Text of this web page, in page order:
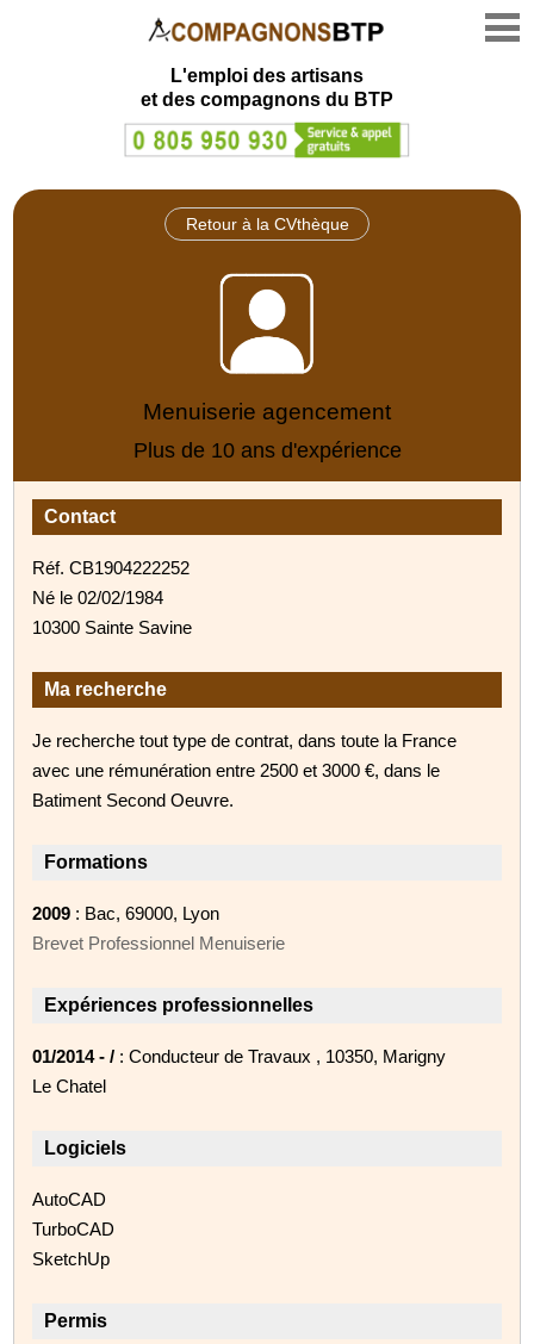
L'emploi des artisans
et des compagnons du BTP
Retour à la CVthèque
Menuiserie agencement
Plus de 10 ans d'expérience
Contact
Réf. CB1904222252
Né le 02/02/1984
10300 Sainte Savine
Ma recherche
Je recherche tout type de contrat, dans toute la France
avec une rémunération entre 2500 et 3000 €, dans le
Batiment Second Oeuvre.
Formations
2009 : Bac, 69000, Lyon
Brevet Professionnel Menuiserie
Expériences professionnelles
01/2014 - / : Conducteur de Travaux , 10350, Marigny
Le Chatel
Logiciels
AutoCAD
TurboCAD
SketchUp
Permis